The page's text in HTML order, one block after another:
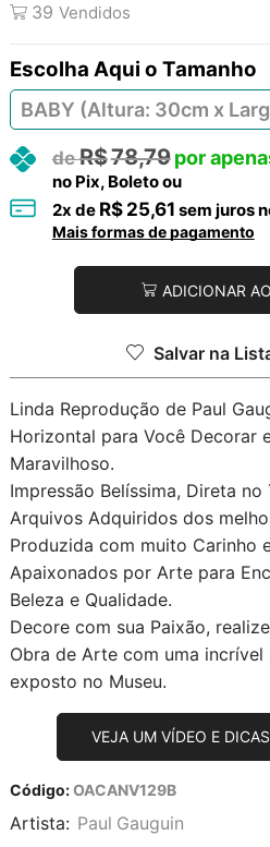
39 Vendidos
Tamanho
R$78,79
no Pix, Boleto ou
2x de R$ 25,61 sem juros
Mais formas de pagamento
ADICIONAR
Salvar na
Linda Reprodução de Paul
Horizontal para Você Decorar
Maravilhoso.
Impressão Belíssima, Direta
Arquivos Adquiridos dos
Produzida com muito Carinho
Apaixonados por Arte para
Beleza e Qualidade.
Decore com sua Paixão,
Obra de Arte com uma incrível
exposto no Museu.
VEJA UM VÍDEO E
Código:OACANV129B
Artista: Paul Gauguin